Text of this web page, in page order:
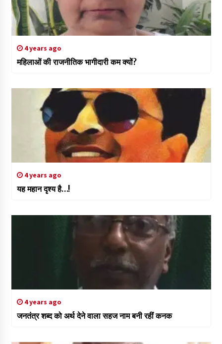
4 years ago
महिलाओं की राजनीतिक भागीदारी कम क्यों?
4 years ago
यह महान दृश्य है…!
4 years ago
जनतंत्र शब्द को अर्थ देने वाला सहज नाम बनी रहीं कनक